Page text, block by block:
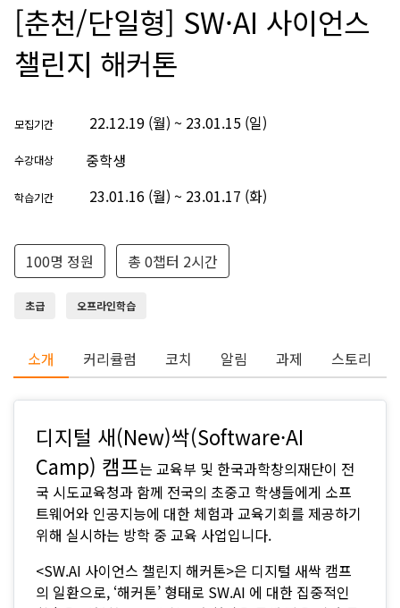
[춘천/단일형] SW·AI 사이언스
챌린지 해커톤
모집기간 22.12.19 (월) ~ 23.01.15 (일)
수강대상 중학생
학습기간 23.01.16 (월) ~ 23.01.17 (화)
100명 정원 총 0챕터 2시간
초급 오프라인학습
소개 커리큘럼 코치 알림 과제 스토리
디지털 새(New)싹(Software·AI
Camp) 캠프는 교육부 및 한국과학창의재단이 전
국 시도교육청과 함께 전국의 초중고 학생들에게 소프
트웨어와 인공지능에 대한 체험과 교육기회를 제공하기
위해 실시하는 방학 중 교육 사업입니다.
<SW.AI 사이언스 챌린지 해커톤>은 디지털 새싹 캠프
의 일환으로, ‘해커톤’ 형태로 SW.AI 에 대한 집중적인